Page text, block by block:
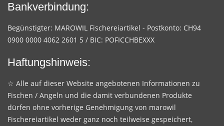
Bankverbindung:
Begünstigter: MAROWIL Fischereiartikel - Postkonto: CH94
0900 0000 4062 2601 5 / BIC: POFICCHBEXXX
Haftungshinweis:
☆ Alle auf dieser Website angebotenen Informationen zu
Fischen / Angeln und die damit verbundenen Produkte
dürfen ohne vorherige Genehmigung von marowil
Fischereiartikel weder ganz noch teilweise gespeichert,